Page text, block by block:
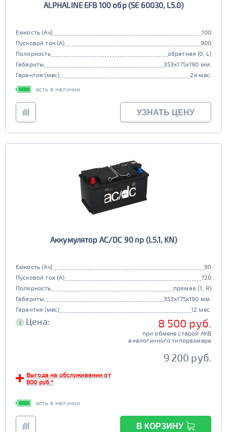
ALPHALINE EFB 100 обр (SE 60030, L5.0)
Емкость (Ач)
100
Пусковой ток (А)
900
Полярность
обратная (0, L)
Габариты
353x175x190 мм.
Гарантия (мес)
24 мес.
есть в наличии
УЗНАТЬ ЦЕНУ
Аккумулятор AC/DC 90 пр (L5.1, KN)
Емкость (Ач)
90
Пусковой ток (А)
720
Полярность
прямая (1, R)
Габариты
353x175x190 мм.
Гарантия (мес)
12 мес.
i Цена: 8 500 руб.
при обмене старой АКБ
аналогичного типоразмера
9 200 руб.
Выгода на обслуживании от
800 руб.*
есть в наличии
В КОРЗИНУ